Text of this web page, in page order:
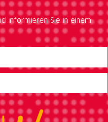
informieren Sie in einem